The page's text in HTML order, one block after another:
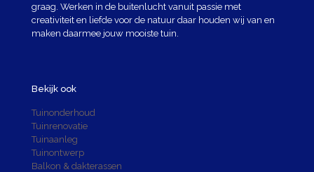
graag. Werken in de buitenlucht vanuit passie met
creativiteit en liefde voor de natuur daar houden wij van en
maken daarmee jouw mooiste tuin.
Bekijk ook
Tuinonderhoud
Tuinrenovatie
Tuinaanleg
Tuinontwerp
Balkon & dakterassen